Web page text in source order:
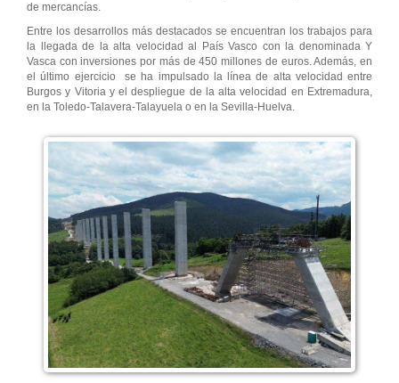
de mercancías.
Entre los desarrollos más destacados se encuentran los trabajos para
la llegada de la alta velocidad al País Vasco con la denominada Y
Vasca con inversiones por más de 450 millones de euros. Además, en
el último ejercicio se ha impulsado la línea de alta velocidad entre
Burgos y Vitoria y el despliegue de la alta velocidad en Extremadura,
en la Toledo-Talavera-Talayuela o en la Sevilla-Huelva.